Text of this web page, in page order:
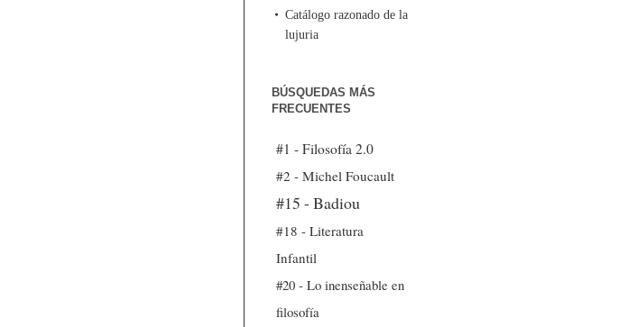
Catálogo razonado de la
lujuria
BÚSQUEDAS MÁS
FRECUENTES
#1 - Filosofía 2.0
#2 - Michel Foucault
#15 - Badiou
#18 - Literatura
Infantil
#20 - Lo inenseñable en
filosofía